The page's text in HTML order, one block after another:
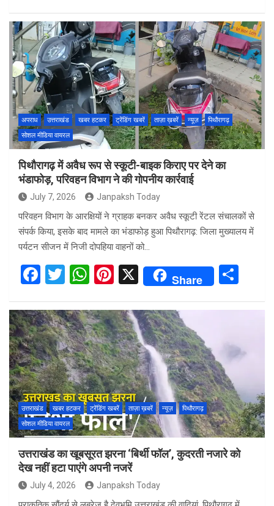
ce
b
o
o
k
tt
er
at
s
A
p
p
er
es
t
ar
e
अपराध उत्तराखंड खबर हटकर ट्रेंडिंग खबरें ताज़ा ख़बरें न्यूज़
पिथौरागढ़
सोशल मीडिया वायरल
पिथौरागढ़ में अवैध रूप से स्कूटी-बाइक किराए पर देने का
भंडाफोड़, परिवहन विभाग ने की गोपनीय कार्रवाई
July 7, 2026 Janpaksh Today
परिवहन विभाग के आरक्षियों ने ग्राहक बनकर अवैध स्कूटी रेंटल संचालकों से
संपर्क किया, इसके बाद मामले का भंडाफोड़ हुआ पिथौरागढ़: जिला मुख्यालय में
पर्यटन सीजन में निजी दोपहिया वाहनों को…
F
ce
b
o
o
k
T
tt
er
W
at
s
A
p
p
Pi
er
es
t
X Share
ar
उत्तराखंड खबर हटकर ट्रेंडिंग खबरें ताज़ा ख़बरें न्यूज़
पिथौरागढ़
सोशल मीडिया वायरल
उत्तराखंड का खूबसूरत झरना ‘बिर्थी फॉल’, कुदरती नजारे को
देख नहीं हटा पाएंगे अपनी नजरें
July 4, 2026 Janpaksh Today